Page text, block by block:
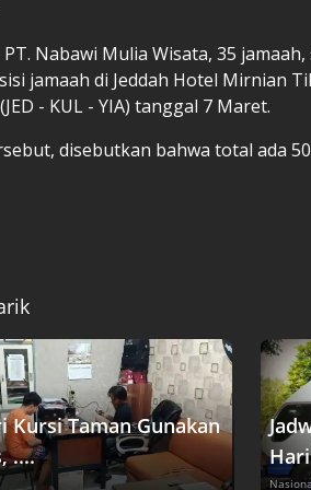
PT. Nabawi Mulia Wisata, 35
jamaah di Jeddah Hotel Mirnian
- KUL - YIA) tanggal 7 Maret.
disebutkan bahwa total ada
Kursi Taman Gunakan
....